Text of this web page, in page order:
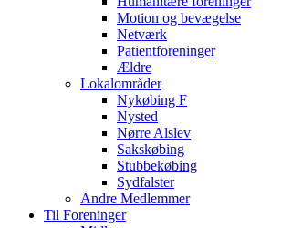
Motion og bevægelse
Netværk
Patientforeninger
Ældre
Lokalområder
Nykøbing F
Nysted
Nørre Alslev
Sakskøbing
Stubbekøbing
Sydfalster
Andre Medlemmer
Til Foreninger